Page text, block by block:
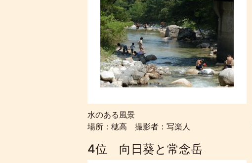
水のある風景
場所：穂高 撮影者：写楽人
4位 向日葵と常念岳